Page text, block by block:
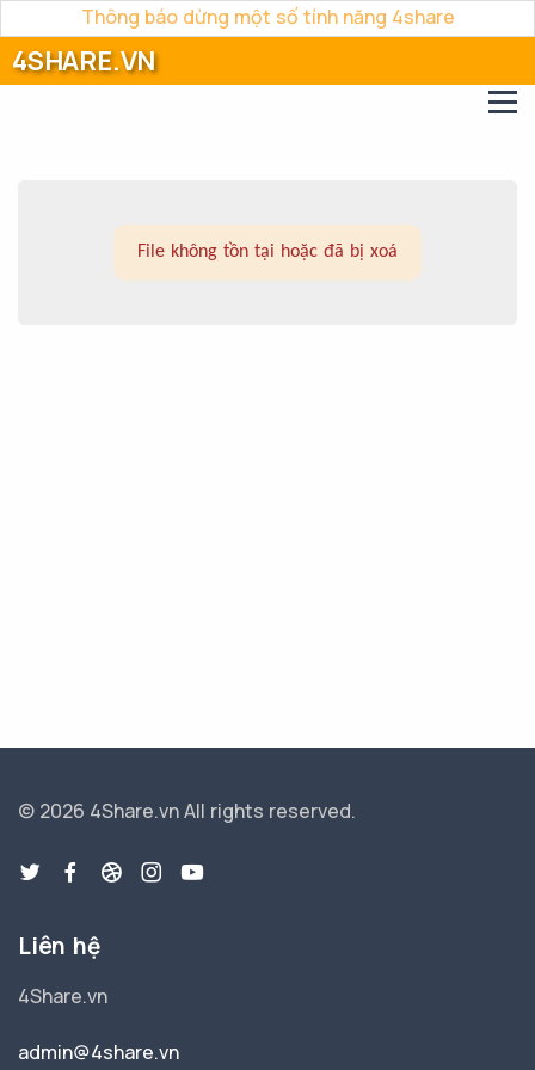
Thông báo dừng một số tính năng 4share
4SHARE.VN
File không tồn tại hoặc đã bị xoá
© 2026 4Share.vnAll rights reserved.
Liên hệ
4Share.vn
admin@4share.vn